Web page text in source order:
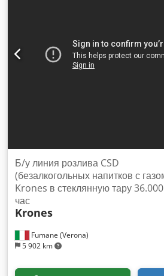
Fumane (Verona)
5 902 km
Б/у линия розлива CSD
(безалкогольных напитков с
Krones в стеклянную тару
час
Krones